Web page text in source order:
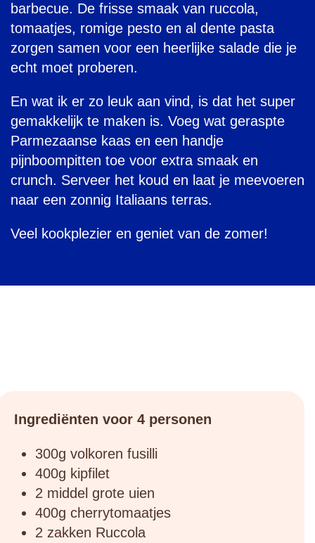
barbecue. De frisse smaak van ruccola,
tomaatjes, romige pesto en al dente pasta
zorgen samen voor een heerlijke salade die je
echt moet proberen.
En wat ik er zo leuk aan vind, is dat het super
gemakkelijk te maken is. Voeg wat geraspte
Parmezaanse kaas en een handje
pijnboompitten toe voor extra smaak en
crunch. Serveer het koud en laat je meevoeren
naar een zonnig Italiaans terras.
Veel kookplezier en geniet van de zomer!
Ingrediënten voor 4 personen
300g volkoren fusilli
400g kipfilet
2 middel grote uien
400g cherrytomaatjes
2 zakken Ruccola